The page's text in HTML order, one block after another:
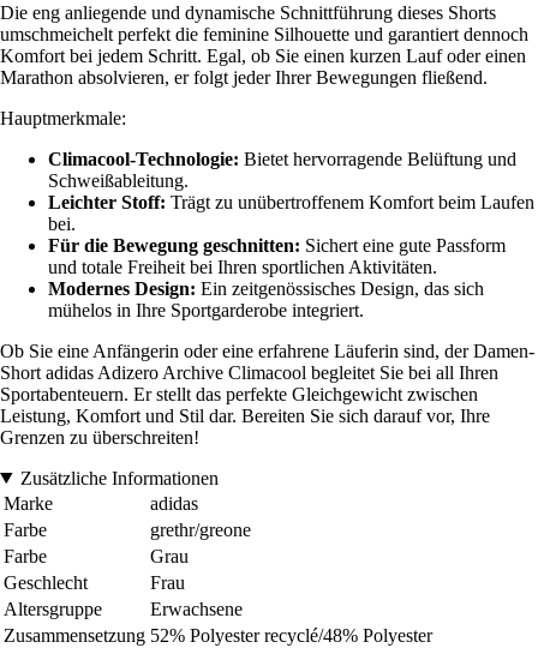
Die eng anliegende und dynamische Schnittführung dieses Shorts
umschmeichelt perfekt die feminine Silhouette und garantiert dennoch
Komfort bei jedem Schritt. Egal, ob Sie einen kurzen Lauf oder einen
Marathon absolvieren, er folgt jeder Ihrer Bewegungen fließend.
Hauptmerkmale:
Climacool-Technologie: Bietet hervorragende Belüftung und
Schweißableitung.
Leichter Stoff: Trägt zu unübertroffenem Komfort beim Laufen
bei.
Für die Bewegung geschnitten: Sichert eine gute Passform
und totale Freiheit bei Ihren sportlichen Aktivitäten.
Modernes Design: Ein zeitgenössisches Design, das sich
mühelos in Ihre Sportgarderobe integriert.
Ob Sie eine Anfängerin oder eine erfahrene Läuferin sind, der Damen-
Short adidas Adizero Archive Climacool begleitet Sie bei all Ihren
Sportabenteuern. Er stellt das perfekte Gleichgewicht zwischen
Leistung, Komfort und Stil dar. Bereiten Sie sich darauf vor, Ihre
Grenzen zu überschreiten!
Zusätzliche Informationen
Marke
adidas
Farbe
grethr/greone
Farbe
Grau
Geschlecht
Frau
Altersgruppe
Erwachsene
Zusammensetzung 52% Polyester recyclé/48% Polyester